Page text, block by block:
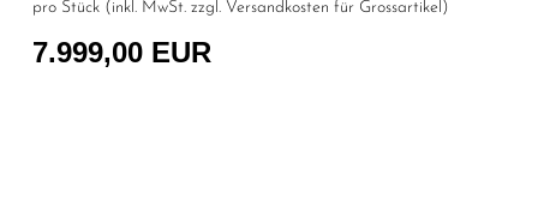
pro Stück (inkl. MwSt. zzgl. Versandkosten für Grossartikel )
7.999,00 EUR